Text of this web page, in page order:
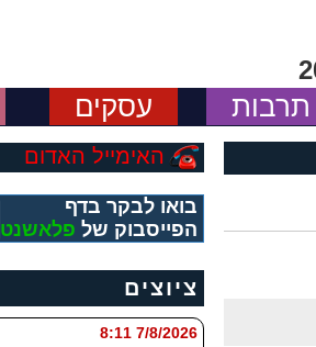
תרבות עסקים
האימייל האדום
בואו לבקר בדף
הפייסבוק של פלאשנט
ציוצים
7/8/2026 8:11